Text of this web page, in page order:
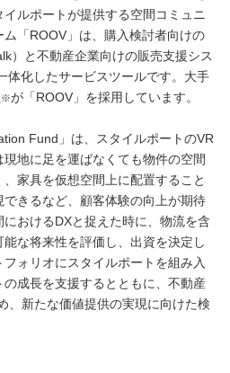
ルポートが提供する空間コミュニ
「ROOV」は、購入検討者向けの
）と不動産企業向けの販売支援シス
体化したサービスツールです。大手
※が「ROOV」を採用しています。
Fund」は、スタイルポートのVR
地に足を運ばなくても物件の空間
家具を仮想空間上に配置すること
きるなど、顧客体験の向上が期待
おけるDXと捉えた時に、物流を含
な将来性を評価し、出資を決定し
ォリオにスタイルポートを組み入
成長を支援するとともに、不動産
、新たな価値提供の実現に向けた検